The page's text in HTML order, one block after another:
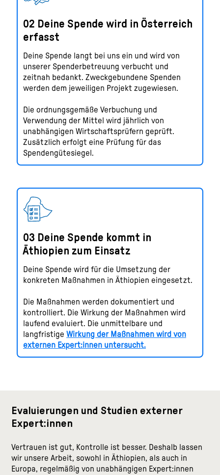
02 Deine Spende wird in Österreich
erfasst
Deine Spende langt bei uns ein und wird von
unserer Spenderbetreuung verbucht und
zeitnah bedankt. Zweckgebundene Spenden
werden dem jeweiligen Projekt zugewiesen.
Die ordnungsgemäße Verbuchung und
Verwendung der Mittel wird jährlich von
unabhängigen Wirtschaftsprüfern geprüft.
Zusätzlich erfolgt eine Prüfung für das
Spendengütesiegel.
03 Deine Spende kommt in
Äthiopien zum Einsatz
Deine Spende wird für die Umsetzung der
konkreten Maßnahmen in Äthiopien eingesetzt.
Die Maßnahmen werden dokumentiert und
kontrolliert. Die Wirkung der Maßnahmen wird
laufend evaluiert. Die unmittelbare und
langfristige Wirkung der Maßnahmen wird von
externen Expert:innen untersucht.
Evaluierungen und Studien externer
Expert:innen
Vertrauen ist gut, Kontrolle ist besser. Deshalb lassen
wir unsere Arbeit, sowohl in Äthiopien, als auch in
Europa, regelmäßig von unabhängigen Expert:innen